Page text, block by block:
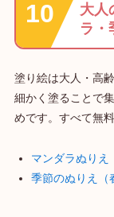
大人
ラ・
塗り絵は大人・高
細かく塗ることで
めです。すべて無
マンダラぬりえ
季節のぬりえ（